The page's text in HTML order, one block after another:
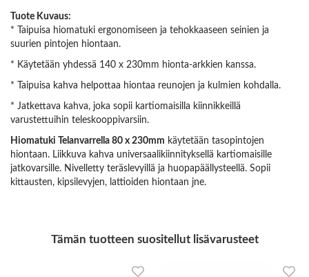
Tuote Kuvaus:
* Taipuisa hiomatuki ergonomiseen ja tehokkaaseen seinien ja
suurien pintojen hiontaan.
* Käytetään yhdessä 140 x 230mm hionta-arkkien kanssa.
* Taipuisa kahva helpottaa hiontaa reunojen ja kulmien kohdalla.
* Jatkettava kahva, joka sopii kartiomaisilla kiinnikkeillä
varustettuihin teleskooppivarsiin.
Hiomatuki Telanvarrella 80 x 230mm käytetään tasopintojen
hiontaan. Liikkuva kahva universaalikiinnityksellä kartiomaisille
jatkovarsille. Nivelletty teräslevyillä ja huopapäällysteellä. Sopii
kittausten, kipsilevyjen, lattioiden hiontaan jne.
Tämän tuotteen suositellut lisävarusteet